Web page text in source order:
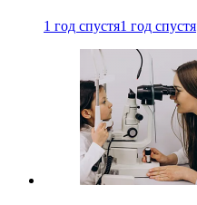
1 год спустя1 год спустя